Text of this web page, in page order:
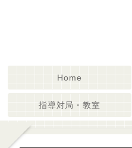
Home
指導対局・教室